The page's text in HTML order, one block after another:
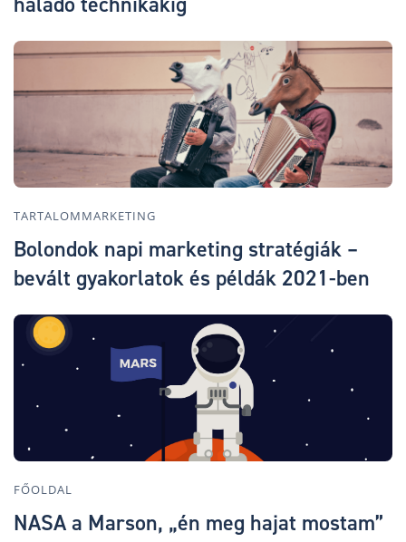
TARTALOMMARKETING
Bolondok napi marketing stratégiák –
bevált gyakorlatok és példák 2021-ben
FŐOLDAL
NASA a Marson, „én meg hajat mostam”